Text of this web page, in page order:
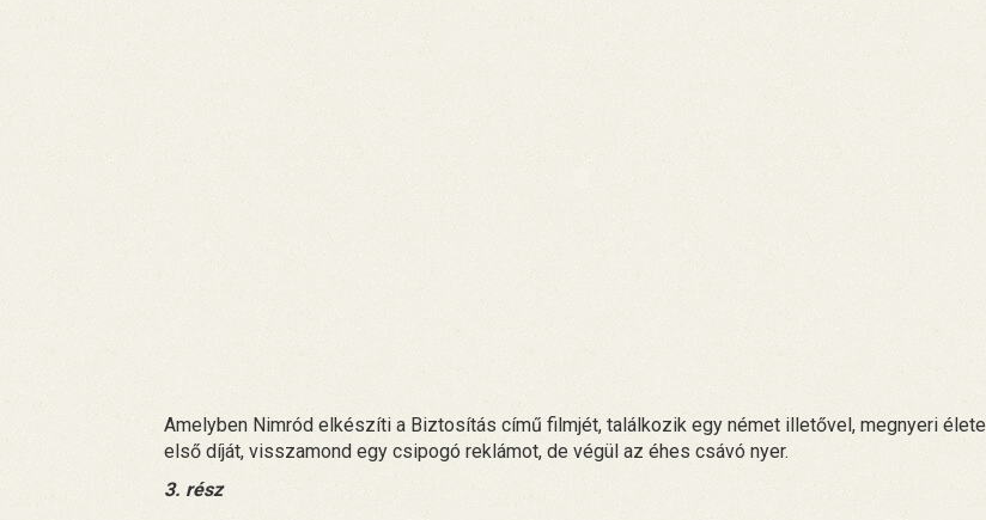
Amelyben Nimród elkészíti a Biztosítás című filmjét, találkozik egy német illetővel, megnyeri élete
első díját, visszamond egy csipogó reklámot, de végül az éhes csávó nyer.
3. rész